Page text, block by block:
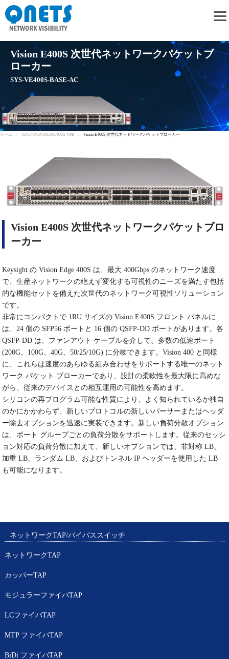
クオリティネットソリューションズ株式会社
Vision E400S 次世代ネットワークパケットブ
ローカー
SYS-VE400S-BASE-AC
ホーム / 10/25/40/50/100/200/400G NPB / Vision E400S 次世代ネットワークパケットブローカー
Vision E400S 次世代ネットワークパケットブロ
ーカー
Keysight の Vision Edge 400S は、最大 400Gbps のネットワーク速度
で、生産ネットワークの絶えず変化する可視性のニーズを満たす包括
的な機能セットを備えた次世代のネットワーク可視性ソリューション
です。
非常にコンパクトで 1RU サイズの Vision E400S フロント パネルに
は、24 個の SFP56 ポートと 16 個の QSFP-DD ポートがあります。各
QSFP-DD は、ファンアウト ケーブルを介して、多数の低速ポート
(200G、100G、40G、50/25/10G) に分岐できます。Vision 400 と同様
に、これらは速度のあらゆる組み合わせをサポートする唯一のネット
ワーク パケット ブローカーであり、設計の柔軟性を最大限に高めな
がら、従来のデバイスとの相互運用の可能性を高めます。
シリコンの再プログラム可能な性質により、よく知られているか独自
のかにかかわらず、新しいプロトコルの新しいパーサーまたはヘッダ
ー除去オプションを迅速に実装できます。新しい負荷分散オプション
は、ポート グループごとの負荷分散をサポートします。従来のセッシ
ョン対応の負荷分散に加えて、新しいオプションでは、非対称 LB、
加重 LB、ランダム LB、およびトンネル IP ヘッダーを使用した LB
も可能になります。
ネットワークTAP/バイパススイッチ
ネットワークTAP
カッパーTAP
モジュラーファイバTAP
LCファイバTAP
MTP ファイバTAP
BiDi ファイバTAP